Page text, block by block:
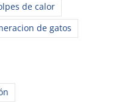
de calor
de gatos